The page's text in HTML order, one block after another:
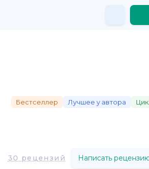
Бестселлер Лучшее у автора
30 рецензий Написать